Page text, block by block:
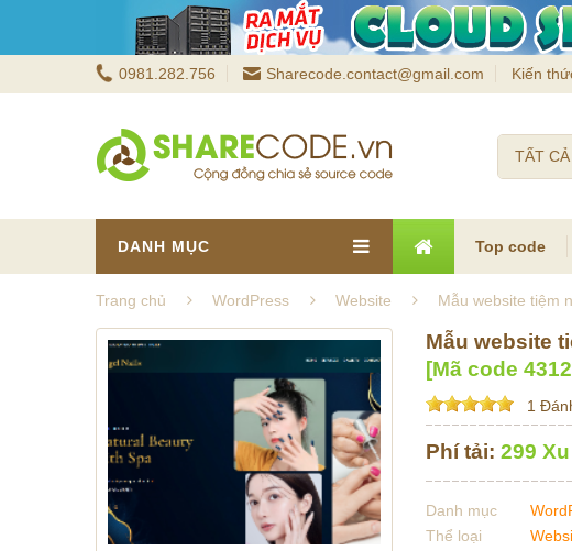
0981.282.756 Sharecode.contact@gmail.com Kiến
TẤT
DANH MỤC Top code
Trang chủ WordPress Website Mẫu website tiệm
Mẫu website
[Mã code
1
Phí tải: 299 Xu
Danh mục
Thể loại